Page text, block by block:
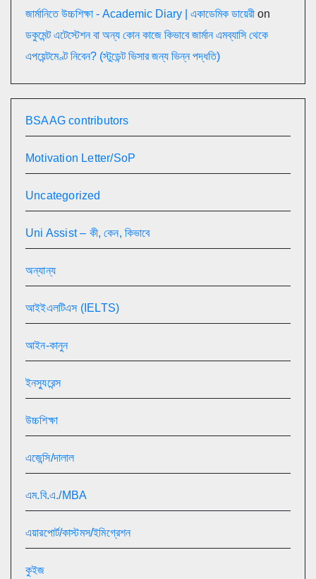
জার্মানিতে উচ্চশিক্ষা - Academic Diary | একাডেমিক ডায়েরী on
ডকুমেন্ট এটেস্টেশন বা অন্য কোন কাজে কিভাবে জার্মান এমব্যাসি থেকে
এপয়েন্টমেণ্ট নিবেন? (স্টুডেন্ট ভিসার জন্য ভিন্ন পদ্ধতি)
BSAAG contributors
Motivation Letter/SoP
Uncategorized
Uni Assist – কী, কেন, কিভাবে
অন্যান্য
আইইএলটিএস (IELTS)
আইন-কানুন
ইনস্যুরেন্স
উচ্চশিক্ষা
এজেন্সি/দালাল
এম.বি.এ./MBA
এয়ারপোর্ট/কাস্টমস/ইমিগ্রেশন
কুইজ